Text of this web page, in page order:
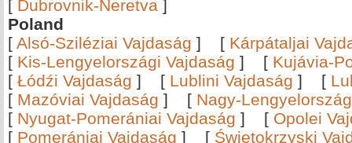
[ Dubrovnik-Neretva ]
Poland
[ Alsó-Sziléziai Vajdaság ] [ Kárpátaljai
[ Kis-Lengyelországi Vajdaság ] [ Kujávia-
[ Łódźi Vajdaság ] [ Lublini Vajdaság ] [
[ Mazóviai Vajdaság ] [ Nagy-
[ Nyugat-Pomerániai Vajdaság ] [ Opolei
[ Pomerániai Vajdaság ] [ Świętokrzyski